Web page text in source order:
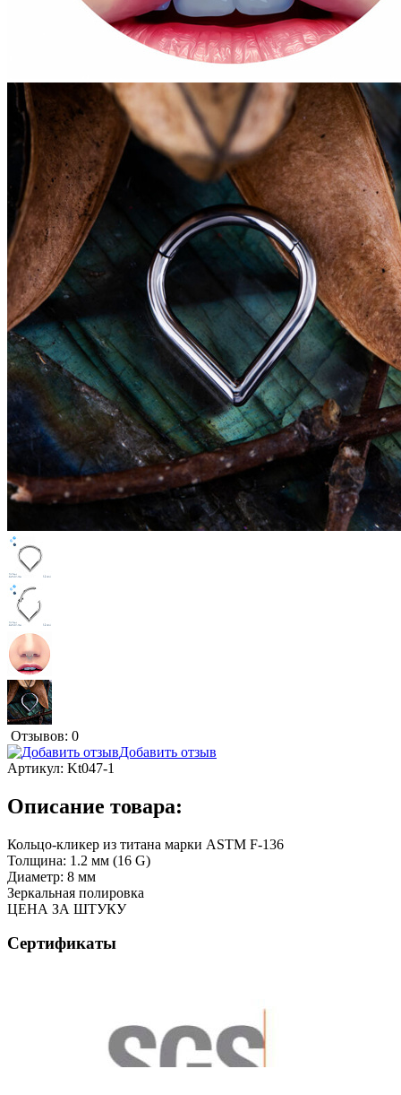
Отзывов: 0
Добавить отзыв
Артикул: Kt047-1
Описание товара:
Кольцо-кликер из титана марки ASTM F-136
Толщина: 1.2 мм (16 G)
Диаметр: 8 мм
Зеркальная полировка
ЦЕНА ЗА ШТУКУ
Сертификаты